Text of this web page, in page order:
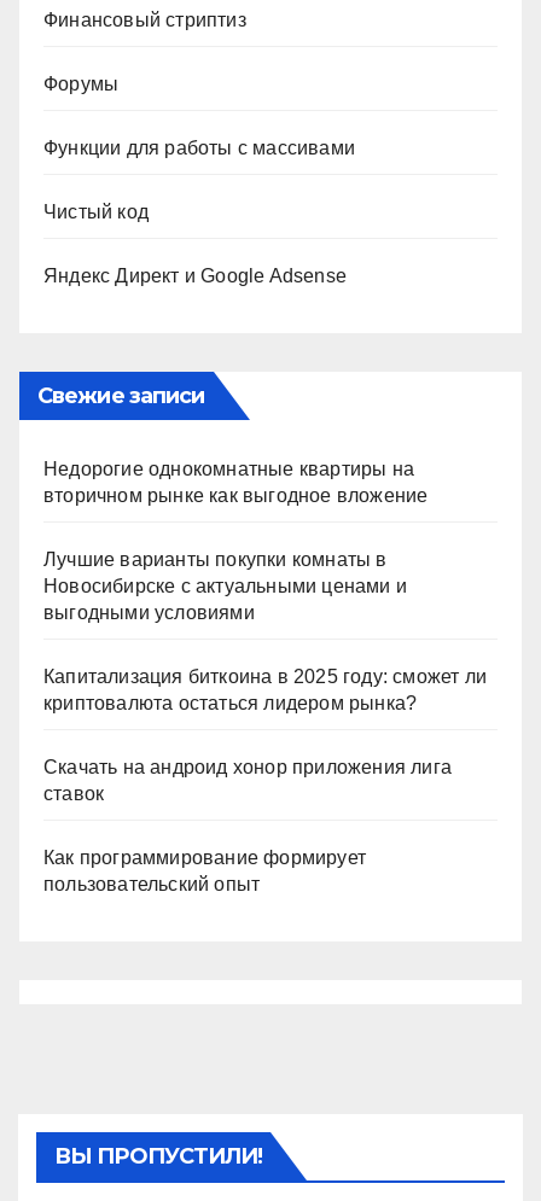
Финансовый стриптиз
Форумы
Функции для работы с массивами
Чистый код
Яндекс Директ и Google Adsense
Свежие записи
Недорогие однокомнатные квартиры на
вторичном рынке как выгодное вложение
Лучшие варианты покупки комнаты в
Новосибирске с актуальными ценами и
выгодными условиями
Капитализация биткоина в 2025 году: сможет ли
криптовалюта остаться лидером рынка?
Скачать на андроид хонор приложения лига
ставок
Как программирование формирует
пользовательский опыт
ВЫ ПРОПУСТИЛИ!